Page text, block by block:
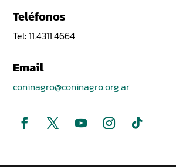
Teléfonos
Tel: 11.4311.4664
Email
coninagro@coninagro.org.ar